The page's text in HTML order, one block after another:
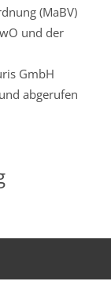
(MaBV)
und der
GmbH
abgerufen